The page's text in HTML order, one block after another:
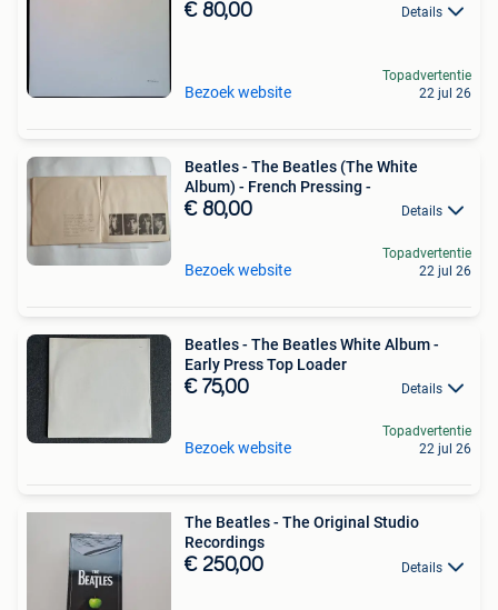
€ 80,00 Details
Bezoek website
Topadvertentie
22 jul 26
Beatles - The Beatles (The White
Album) - French Pressing -
€ 80,00 Details
Bezoek website
Topadvertentie
22 jul 26
Beatles - The Beatles White Album -
Early Press Top Loader
€ 75,00 Details
Bezoek website
Topadvertentie
22 jul 26
The Beatles - The Original Studio
Recordings
€ 250,00 Details